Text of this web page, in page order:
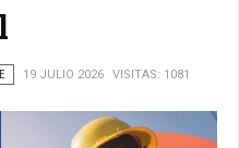
19 JULIO 2026 VISITAS: 1081